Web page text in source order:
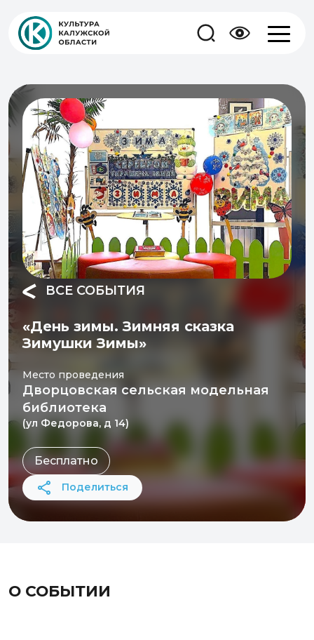
ВСЕ СОБЫТИЯ
«День зимы. Зимняя сказка
Зимушки Зимы»
Место проведения
Дворцовская сельская модельная
библиотека
(ул Федорова, д 14)
Бесплатно
Поделиться
О СОБЫТИИ